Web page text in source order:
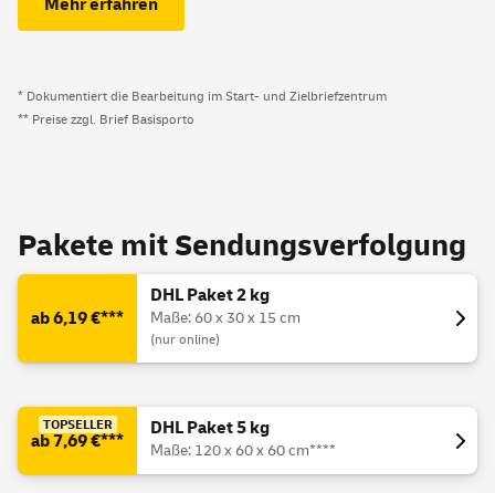
Mehr erfahren
* Dokumentiert die Bearbeitung im Start- und Zielbriefzentrum
** Preise zzgl. Brief Basisporto
Pakete mit Sendungsverfolgung
ab 6,19 €***
DHL Paket 2 kg
Maße: 60 x 30 x 15 cm
(nur online)
TOPSELLER
ab 7,69 €***
DHL Paket 5 kg
Maße: 120 x 60 x 60 cm****